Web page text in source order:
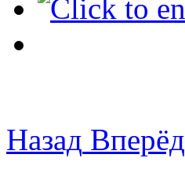
Назад Вперёд